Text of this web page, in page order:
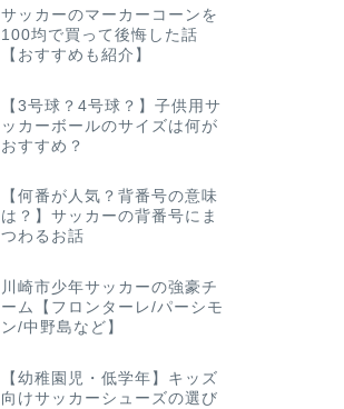
サッカーのマーカーコーンを
100均で買って後悔した話
【おすすめも紹介】
【3号球？4号球？】子供用サ
ッカーボールのサイズは何が
おすすめ？
【何番が人気？背番号の意味
は？】サッカーの背番号にま
つわるお話
川崎市少年サッカーの強豪チ
ーム【フロンターレ/パーシモ
ン/中野島など】
【幼稚園児・低学年】キッズ
向けサッカーシューズの選び